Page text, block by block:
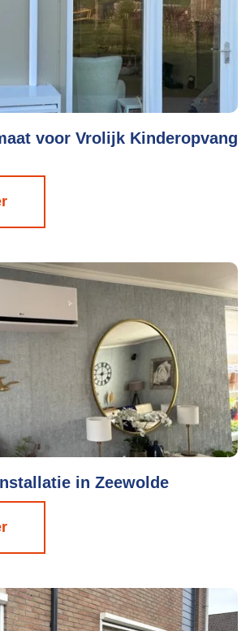
voor Vrolijk Kinderopvang
in Zeewolde